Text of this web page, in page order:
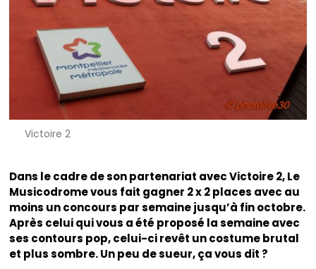
Victoire 2
Dans le cadre de son partenariat avec Victoire 2, Le
Musicodrome vous fait gagner 2 x 2 places avec au
moins un concours par semaine jusqu’à fin octobre.
Après celui qui vous a été proposé la semaine avec
ses contours pop, celui-ci revêt un costume brutal
et plus sombre. Un peu de sueur, ça vous dit ?